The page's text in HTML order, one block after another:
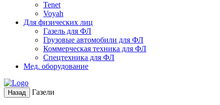
Tenet
Voyah
Для физических лиц
Газель для ФЛ
Грузовые автомобили для ФЛ
Коммерческая техника для ФЛ
Спецтехника для ФЛ
Мед. оборудование
Назад Газели